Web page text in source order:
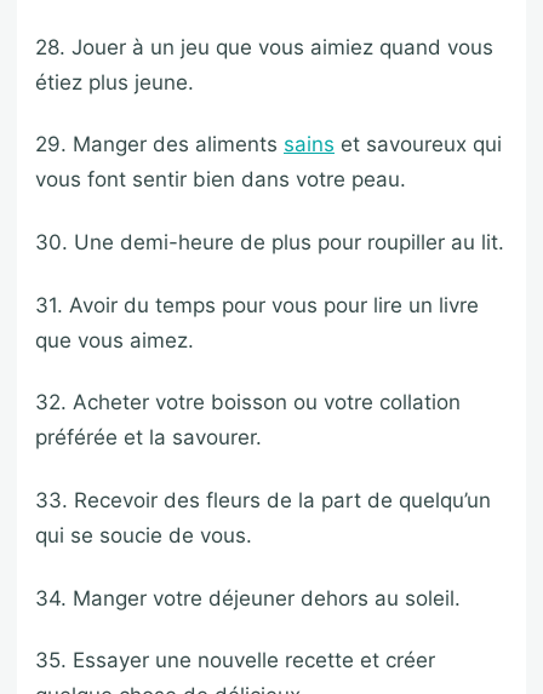
28. Jouer à un jeu que vous aimiez quand vous
étiez plus jeune.
29. Manger des aliments sains et savoureux qui
vous font sentir bien dans votre peau.
30. Une demi-heure de plus pour roupiller au lit.
31. Avoir du temps pour vous pour lire un livre
que vous aimez.
32. Acheter votre boisson ou votre collation
préférée et la savourer.
33. Recevoir des fleurs de la part de quelqu’un
qui se soucie de vous.
34. Manger votre déjeuner dehors au soleil.
35. Essayer une nouvelle recette et créer